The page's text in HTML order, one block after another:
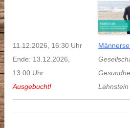
11.12.2026, 16:30 Uhr
Ende: 13.12.2026,
13:00 Uhr
Ausgebucht!
Lahnstein